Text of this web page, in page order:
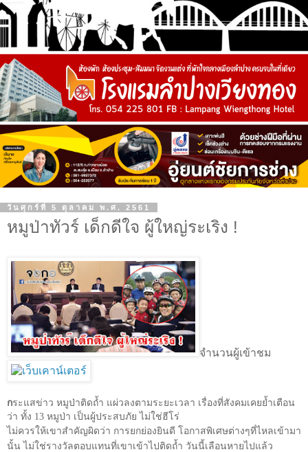
วันศุกร์ที่ 5 ตุลาคม พ.ศ. 2561
หมูป่าทัวร์ เด็กดีใจ ผู้ใหญ่ระเริง !
จำนวนผู้เข้าชม
กระแสข่าว หมูป่าติดถ้ำ แผ่วลงตามระยะเวลา เรื่องที่สังคมเคยย้ำเตือน
ว่า ทั้ง 13 หมูป่า เป็นผู้ประสบภัย ไม่ใช่ฮีโร่
ไม่ควรให้เขาสำคัญผิดว่า การยกย่องยินดี โอกาสพิเศษต่างๆที่ไหลเข้ามา
นั้น ไม่ใช่รางวัลตอบแทนที่เขาเข้าไปติดถ้ำ วันนี้เลือนหายไปแล้ว